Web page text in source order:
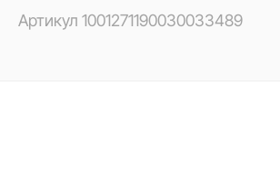
Артикул 1001271190030033489